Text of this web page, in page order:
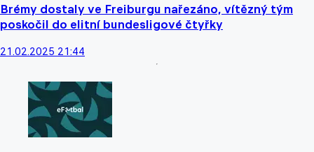
Brémy dostaly ve Freiburgu nařezáno, vítězný tým
poskočil do elitní bundesligové čtyřky
21.02.2025 21:44